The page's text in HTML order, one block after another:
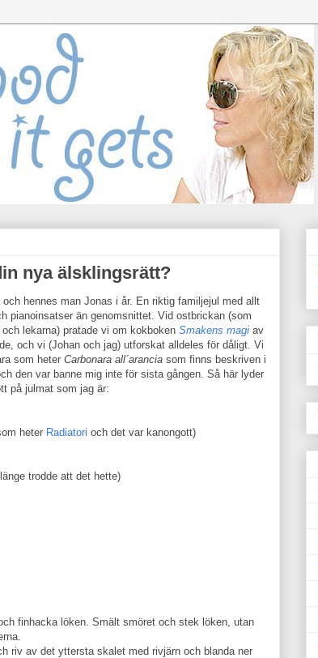
nya älsklingsrätt?
hennes man Jonas i år. En riktig familjejul med allt
pianoinsatser än genomsnittet. Vid ostbrickan (som
lekarna) pratade vi om kokboken Smakens magi av
och vi (Johan och jag) utforskat alldeles för dåligt. Vi
som heter Carbonara all´arancia som finns beskriven i
den var banne mig inte för sista gången. Så här lyder
på julmat som jag är:
heter Radiatori och det var kanongott)
trodde att det hette)
finhacka löken. Smält smöret och stek löken, utan
riv av det yttersta skalet med rivjärn och blanda ner